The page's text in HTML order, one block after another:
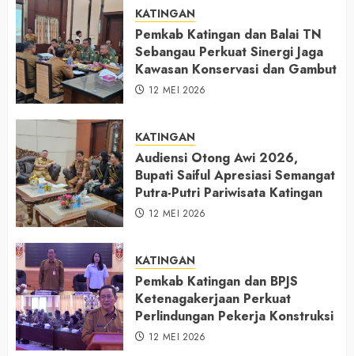
KATINGAN
Pemkab Katingan dan Balai TN
Sebangau Perkuat Sinergi Jaga
Kawasan Konservasi dan Gambut
12 MEI 2026
KATINGAN
Audiensi Otong Awi 2026,
Bupati Saiful Apresiasi Semangat
Putra-Putri Pariwisata Katingan
12 MEI 2026
KATINGAN
Pemkab Katingan dan BPJS
Ketenagakerjaan Perkuat
Perlindungan Pekerja Konstruksi
12 MEI 2026